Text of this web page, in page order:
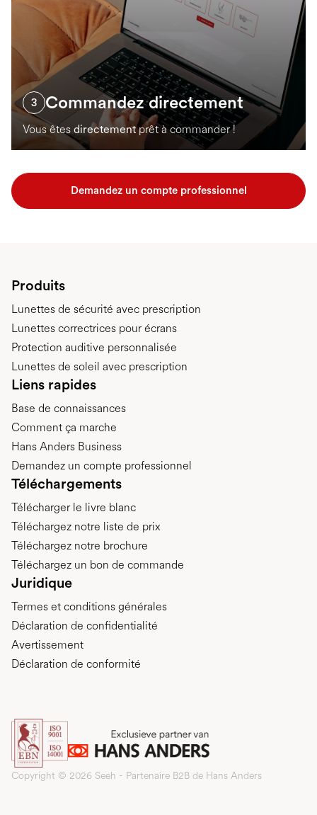
3 Commandez directement
Vous êtes directementprêt à commander !
Demandez un compte professionnel
Produits
Lunettes de sécurité avec prescription
Lunettes correctrices pour écrans
Protection auditive personnalisée
Lunettes de soleil avec prescription
Liens rapides
Base de connaissances
Comment ça marche
Hans Anders Business
Demandez un compte professionnel
Téléchargements
Télécharger le livre blanc
Téléchargez notre liste de prix
Téléchargez notre brochure
Téléchargez un bon de commande
Juridique
Termes et conditions générales
Déclaration de confidentialité
Avertissement
Déclaration de conformité
Copyright © 2026 Seeh - Partenaire B2B de Hans Anders